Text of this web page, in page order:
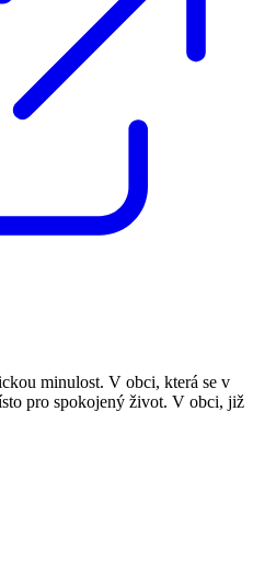
minulost. V obci, která se v
pro spokojený život. V obci, již